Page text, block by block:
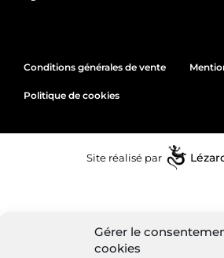
Gérer le
cookies
Conditions générales de vente
Politique de cookies
Site réalisé par